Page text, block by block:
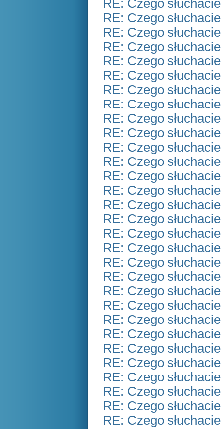
RE: Czego
RE: Czego
RE: Czego
RE: Czego
RE: Czego
RE: Czego
RE: Czego
RE: Czego
RE: Czego
RE: Czego
RE: Czego
RE: Czego
RE: Czego
RE: Czego
RE: Czego
RE: Czego
RE: Czego
RE: Czego
RE: Czego
RE: Czego
RE: Czego
RE: Czego
RE: Czego
RE: Czego
RE: Czego
RE: Czego
RE: Czego
RE: Czego
RE: Czego
RE: Czego